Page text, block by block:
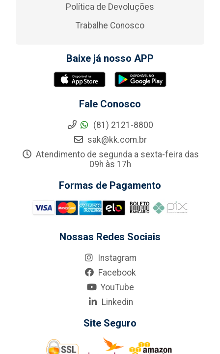
Política de Devoluções
Trabalhe Conosco
Baixe já nosso APP
Fale Conosco
(81) 2121-8800
sak@kk.com.br
Atendimento de segunda a sexta-feira das
09h às 17h
Formas de Pagamento
Nossas Redes Sociais
Instagram
Facebook
YouTube
Linkedin
Site Seguro